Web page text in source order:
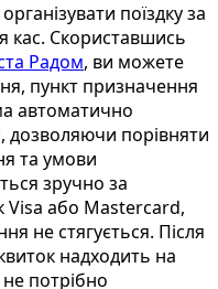
поїздку за
кас. Скориставшись
Радом, ви можете
пункт призначення
автоматично
дозволяючи порівняти
та умови
зручно за
Visa або Mastercard,
не стягується. Після
надходить на
потрібно